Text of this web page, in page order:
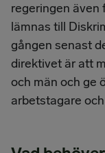
regeringen även
lämnas till
gången senast
direktivet är att
och män och ge
arbetstagare